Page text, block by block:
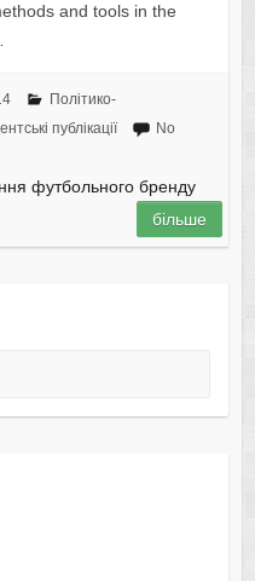
and tools in the
Політико-
публікації
No
футбольного бренду
більше